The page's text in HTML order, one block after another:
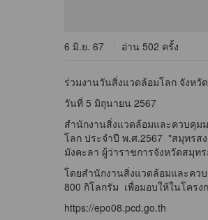
6 มิ.ย. 67 อ่าน 502 ครั้ง
ร่วมงานวันสิ่งแวดล้อมโลก จังหวั
วันที่ 5 มิถุนายน 2567
สำนักงานสิ่งแวดล้อมและควบคุม
โลก ประจำปี พ.ศ.2567 "สมุทรส
มังคะลา ผู้ว่าราชการจังหวัดสมุท
โดยสำนักงานสิ่งแวดล้อมและคว
800 กิโลกรัม เพื่อมอบให้ในโคร
https://epo08.pcd.go.th